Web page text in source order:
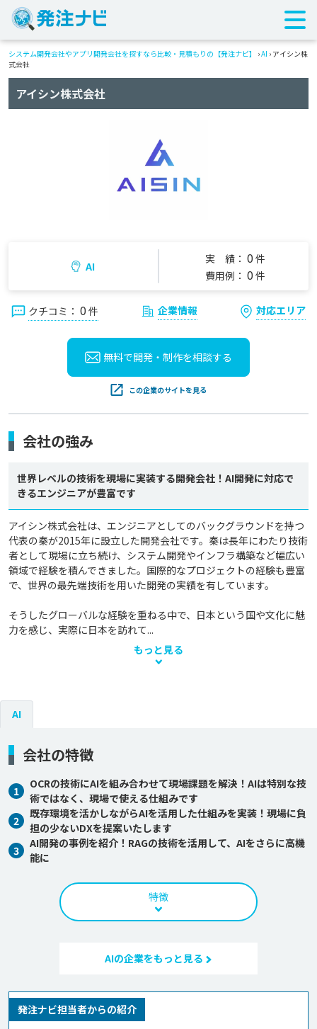
システム開発会社やアプリ開発会社を探すなら比較・見積もりの【発注ナビ】 ›AI › アイシン株
式会社
アイシン株式会社
AI
実 績： 0 件
費用例： 0 件
クチコミ： 0 件 企業情報 対応エリア
無料で開発・制作を相談する
この企業のサイトを見る
会社の強み
世界レベルの技術を現場に実装する開発会社！AI開発に対応で
きるエンジニアが豊富です
アイシン株式会社は、エンジニアとしてのバックグラウンドを持つ
代表の秦が2015年に設立した開発会社です。秦は長年にわたり技術
者として現場に立ち続け、システム開発やインフラ構築など幅広い
領域で経験を積んできました。国際的なプロジェクトの経験も豊富
で、世界の最先端技術を用いた開発の実績を有しています。
そうしたグローバルな経験を重ねる中で、日本という国や文化に魅
力を感じ、実際に日本を訪れて...
もっと見る
AI
会社の特徴
1
OCRの技術にAIを組み合わせて現場課題を解決！AIは特別な技
術ではなく、現場で使える仕組みです
2
既存環境を活かしながらAIを活用した仕組みを実装！現場に負
担の少ないDXを提案いたします
3
AI開発の事例を紹介！RAGの技術を活用して、AIをさらに高機
能に
特徴
AIの企業をもっと見る
発注ナビ担当者からの紹介